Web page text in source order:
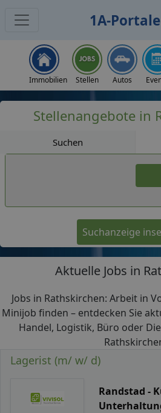
1A-Portale
Immobilien Stellen Autos
Stellenangebote in
Suchen
Suchanzeige
Aktuelle Jobs in
Jobs in Rathskirchen: Arbeit in
Minijob finden – entdecken Sie
Handel, Logistik, Büro oder
Lagerist (m/ w/ d)
Randstad -